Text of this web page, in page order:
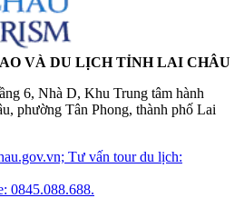
VÀ DU LỊCH TỈNH LAI CHÂU
6, Nhà D, Khu Trung tâm hành
phường Tân Phong, thành phố Lai
Tư vấn tour du lịch:
0845.088.688.